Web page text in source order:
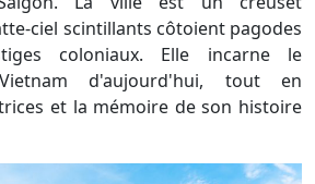
ciel scintillants côtoient pagodes
coloniaux. Elle incarne le
d'aujourd'hui, tout en
et la mémoire de son histoire